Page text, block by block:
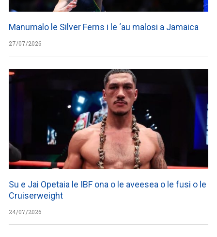
Manumalo le Silver Ferns i le ‘au malosi a Jamaica
27/07/2026
Su e Jai Opetaia le IBF ona o le aveesea o le fusi o le
Cruiserweight
24/07/2026